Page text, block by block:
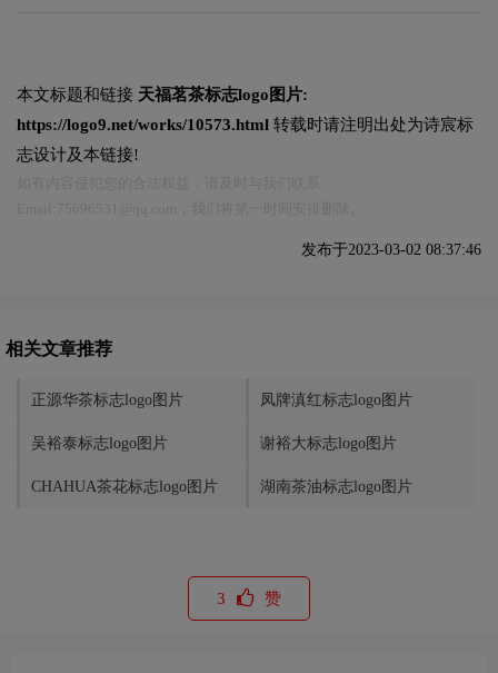
本文标题和链接 天福茗茶标志logo图片:
https://logo9.net/works/10573.html 转载时请注明出处为诗宸标
志设计及本链接!
发布于2023-03-02 08:37:46
相关文章推荐
正源华茶标志logo图片 凤牌滇红标志logo图片
吴裕泰标志logo图片 谢裕大标志logo图片
CHAHUA茶花标志logo图片 湖南茶油标志logo图片
3 赞